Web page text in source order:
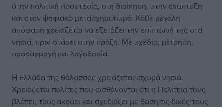
στην πολιτική προστασία, στη διοίκηση, στην ανάπτυξη
και στον ψηφιακό μετασχηματισμό. Κάθε μεγάλη
απόφαση χρειάζεται να εξετάζει την επίπτωσή της στα
νησιά, πριν φτάσει στην πράξη. Με σχέδιο, μέτρηση,
προσαρμογή και λογοδοσία.
Η Ελλάδα της θάλασσας χρειάζεται ισχυρά νησιά.
Χρειάζεται πολίτες που αισθάνονται ότι η Πολιτεία τους
βλέπει, τους ακούει και σχεδιάζει με βάση τις δικές τους